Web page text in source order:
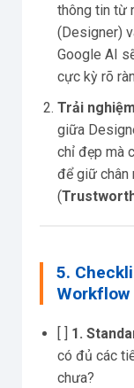
thông tin từ
(Designer)
Google AI
cực kỳ rõ
Trải
giữa
chỉ đẹp mà
để giữ chân
(
5.
Workflow
1.
có đủ các
chưa?